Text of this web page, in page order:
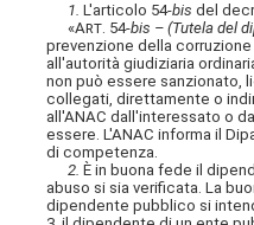
1.L'articolo 54-bis del
«Art. 54-bis – (Tutela del
prevenzione della
all'autorità giudiziaria
non può essere sanzionato,
collegati, direttamente o
all'ANAC dall'interessato o
essere. L'ANAC informa il
di competenza.
2. È in buona fede il
abuso si sia verificata. La
dipendente pubblico si